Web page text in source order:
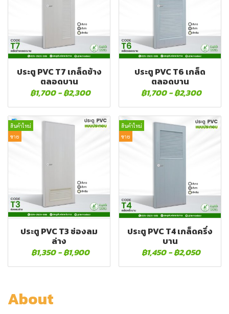
ประตู PVC T7 เกล็ดข้าง
ตลอดบาน
฿1,700 -฿2,300
ประตู PVC T6 เกล็ด
ตลอดบาน
฿1,700 -฿2,300
สินค้าใหม่
ขาย
ประตู PVC T3 ช่องลม
ล่าง
฿1,350 -฿1,900
สินค้าใหม่
ขาย
ประตู PVC T4 เกล็ดครึ่ง
บาน
฿1,450 -฿2,050
About